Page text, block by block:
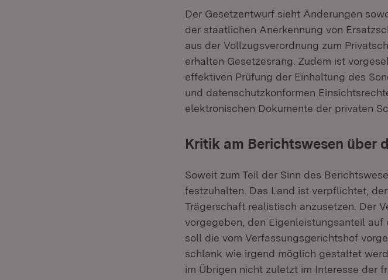
Der Gesetzentwurf sieht Änderungen
der staatlichen Anerkennung von
aus der Vollzugsverordnung zum
erhalten Gesetzesrang. Zudem ist
effektiven Prüfung der Einhaltung des
und datenschutzkonformen
elektronischen Dokumente der privaten
Kritik am Berichtswesen über
Soweit zum Teil der Sinn des
festzuhalten. Das Land ist verpflichtet,
Trägerschaft realistisch anzusetzen. Der
vorgegeben, den Eigenleistungsanteil
soll die vom Verfassungsgerichtshof
schlank wie irgend möglich gestaltet
im Übrigen nicht zuletzt im Interesse der